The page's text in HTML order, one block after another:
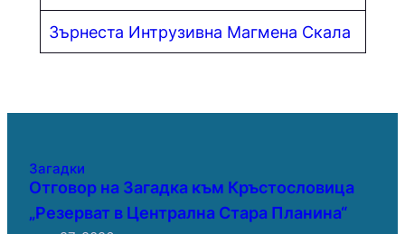
Зърнеста Интрузивна Магмена Скала
Загадки
Отговор на Загадка към Кръстословица
„Резерват в Централна Стара Планина“